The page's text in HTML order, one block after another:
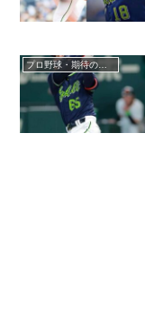
プロ野球・期待の選手